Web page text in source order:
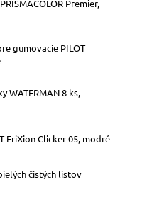
Premier,
gumovacie PILOT
WATERMAN 8 ks,
FriXion Clicker 05, modré
čistých listov